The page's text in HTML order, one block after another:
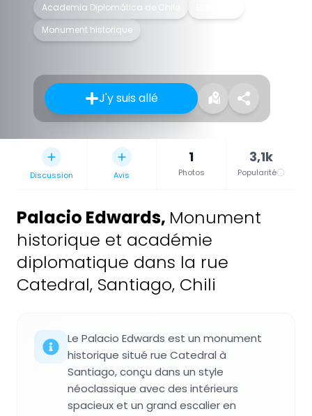
Academia Diplomática de Chile
Monument historique
J'y suis allé
Discussion Avis
1
Photos
3,1k
Popularité
Palacio Edwards, Monument
historique et académie
diplomatique dans la rue
Catedral, Santiago, Chili
Le Palacio Edwards est un monument
historique situé rue Catedral à
Santiago, conçu dans un style
néoclassique avec des intérieurs
spacieux et un grand escalier en